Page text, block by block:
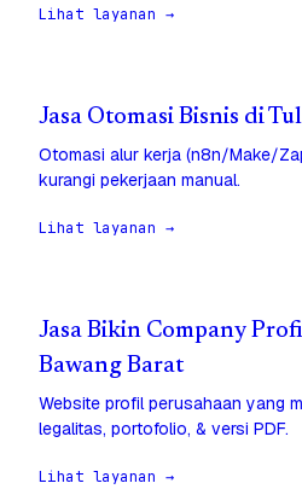
Lihat layanan →
Jasa Otomasi Bisnis di
Otomasi alur kerja (n8n/Make/
kurangi pekerjaan manual.
Lihat layanan →
Jasa Bikin Company
Bawang Barat
Website profil perusahaan yang
legalitas, portofolio, & versi PDF.
Lihat layanan →